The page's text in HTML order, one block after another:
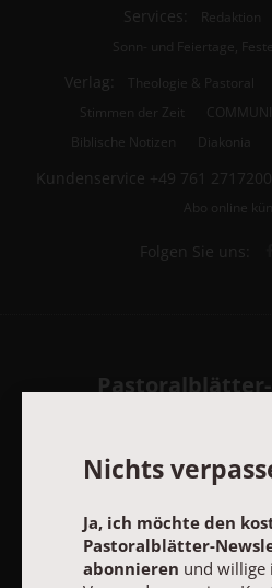
Services: Redaktion
Sonn- und Feiertage,
Verlag: Theologie & Pastoral
Stimmen der Zeit
COMMUNIO
Biblische Notizen
Diakonia
Kundenservice +49 761 2717200
Abo online
Folgen Sie uns:
abonnieren
und willige in die
zum Zweck des E-Mail-Marketings
Ich bin einverstanden, dass
Nutzungsverhalten in Newsletter
und ausgewertet wird, um die
Nichts
Ja, ich möchte den
Pastoralblätter-
abonnieren und willige